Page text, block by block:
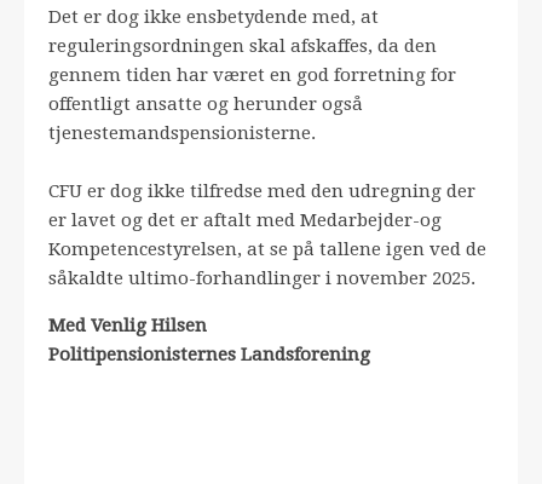
Det er dog ikke ensbetydende med, at
reguleringsordningen skal afskaffes, da den
gennem tiden har været en god forretning for
offentligt ansatte og herunder også
tjenestemandspensionisterne.
CFU er dog ikke tilfredse med den udregning der
er lavet og det er aftalt med Medarbejder-og
Kompetencestyrelsen, at se på tallene igen ved de
såkaldte ultimo-forhandlinger i november 2025.
Med Venlig Hilsen
Politipensionisternes Landsforening